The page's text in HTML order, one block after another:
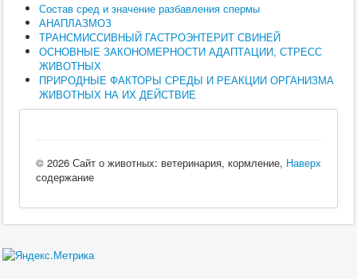
Состав сред и значение разбавления спермы
АНАПЛАЗМОЗ
ТРАНСМИССИВНЫЙ ГАСТРОЭНТЕРИТ СВИНЕЙ
ОСНОВНЫЕ ЗАКОНОМЕРНОСТИ АДАПТАЦИИ, СТРЕСС
ЖИВОТНЫХ
ПРИРОДНЫЕ ФАКТОРЫ СРЕДЫ И РЕАКЦИИ ОРГАНИЗМА
ЖИВОТНЫХ НА ИХ ДЕЙСТВИЕ
Наверх
© 2026 Сайт о животных: ветеринария, кормление,
содержание